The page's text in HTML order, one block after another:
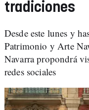
tradiciones
Desde este lunes y
Patrimonio y Arte
Navarra propondrá
redes sociales